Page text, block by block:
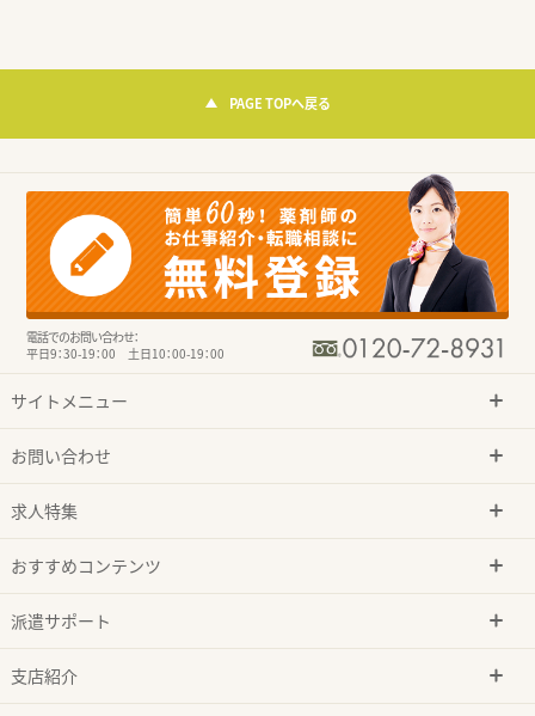
PAGE TOPへ戻る
電話でのお問い合わせ：
平日9：30-19：00 土日10：00-19：00
サイトメニュー
お問い合わせ
求人特集
おすすめコンテンツ
派遣サポート
支店紹介